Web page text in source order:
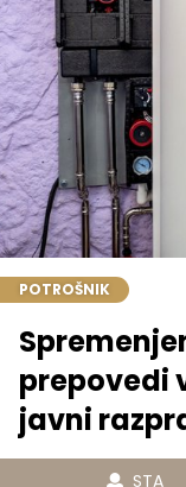
POTROŠNIK
prepovedi
javni
STA